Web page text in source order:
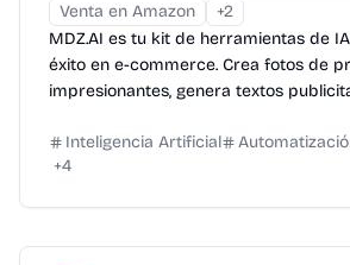
Venta en Amazon
+2
MDZ.AI es tu kit de herramientas de
éxito en e-commerce. Crea fotos de
impresionantes, genera textos
Inteligencia Artificial
+4